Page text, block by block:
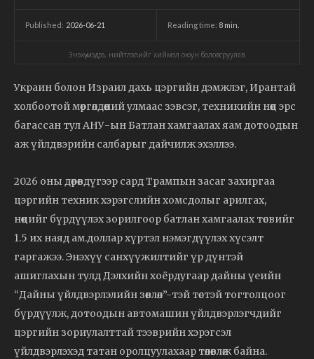
Published: 2026-06-21 Reading time: 8 min.
Энэхүү мэдээ, нийтлэлийг хиймэл оюун боловсруулав.
Украин болон Израил дахь цэргийн дэмжлэг, Ирантай
холбоотой мөргөлдөөний улмаас зэвсэг, техникийн нөөц эрс
багассан тул АНУ-ын Батлан хамгаалах яам дотоодын
аж үйлдвэрийн салбарыг дайчилж эхэллээ.
2026 оны дөрөвдүгээр сард Трампын засаг захиргаа
цэргийн техник хэрэгслийн хомсдолыг арилгах,
нөөцийг бүрдүүлэх зорилгоор батлан хамгаалах төсвийг
1.5 их наяд ам.доллар хүртэл нэмэгдүүлэх хүсэлт
гаргажээ. Энэхүү санхүүжилтийг үр дүнтэй
ашиглахын тулд Дэлхийн хоёрдугаар дайны үеийн
“Дайны үйлдвэрлэлийн зөвлөл”-тэй төстэй тогтолцоог
бүрдүүлж, дотоодын автомашин үйлдвэрлэгчдийг
цэргийн зориулалттай тээврийн хэрэгсэл
үйлдвэрлэхэд татан оролцуулахаар төлөвлөж байна.